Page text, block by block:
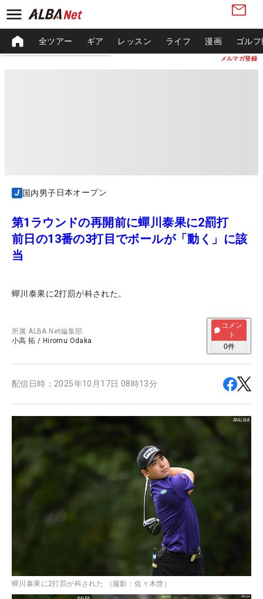
メルマガ登録
全ツアー ギア レッスン ライフ 漫画 ゴル
国内男子日本オープン
第1ラウンドの再開前に蟬川泰果に2罰打
前日の13番の3打目でボールが「動く」に該
当
蟬川泰果に2打罰が科された。
所属ALBA Net編集部
小高 拓 / Hiromu Odaka
コメン
ト
0件
配信日時： 2025年10月17日 08時13分
蟬川泰果に2打罰が科された （撮影：佐々木啓）